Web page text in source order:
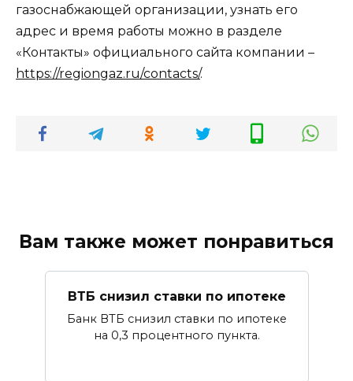
газоснабжающей организации, узнать его
адрес и время работы можно в разделе
«Контакты» официального сайта компании –
https://regiongaz.ru/contacts/.
Вам также может понравиться
ВТБ снизил ставки по ипотеке
Банк ВТБ снизил ставки по ипотеке
на 0,3 процентного пункта.